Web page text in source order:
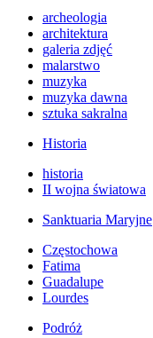
archeologia
architektura
galeria zdjęć
malarstwo
muzyka
muzyka dawna
sztuka sakralna
Historia
historia
II wojna światowa
Sanktuaria Maryjne
Częstochowa
Fatima
Guadalupe
Lourdes
Podróż